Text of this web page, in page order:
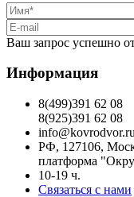
Ваш запрос успешно
Информация
8(499)391 62 08
8(925)391 62 08
info@kovrodvor.ru
РФ, 127106,
платформа
10-19 ч.
Связаться с нами